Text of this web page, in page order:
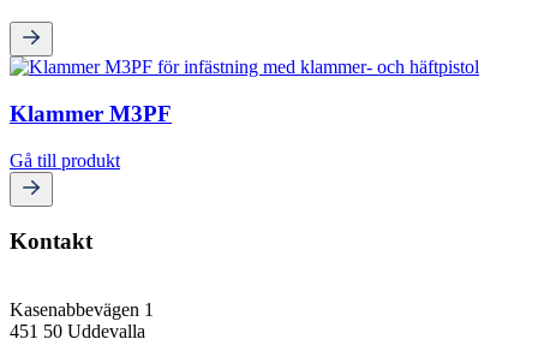
Klammer M3PF
Gå till produkt
Kontakt
Kasenabbevägen 1
451 50 Uddevalla